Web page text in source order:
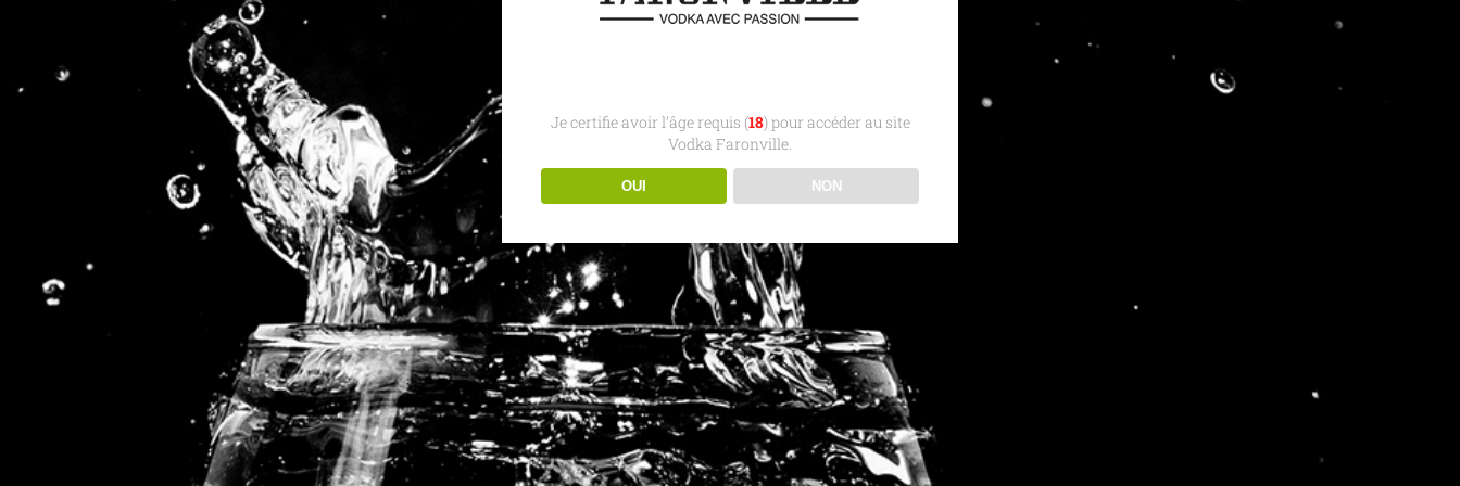
Partagez cet article, Choisissez votre Plateforme! Facebook
Twitter LinkedIn
©2026 | ConceptionAgence APRILIN| VODKA FARONVILLE |Mentions Légales|Conditions générales d’utilisation
L’abus d’alcool est dangereux pour la santé, à consommer avec modération
Je certifie avoir l’âge requis (18) pour accéder au site
Vodka Faronville.
OUI NON